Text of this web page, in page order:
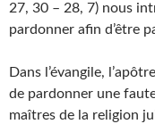
27, 30 – 28, 7) nous
pardonner afin d’être
Dans l’évangile,
de pardonner une
maîtres de la religion